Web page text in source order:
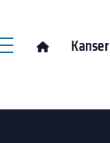
Kanser